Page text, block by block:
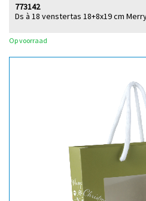
Ds à 18 venstertas 18+8x19 cm
773142
Op voorraad